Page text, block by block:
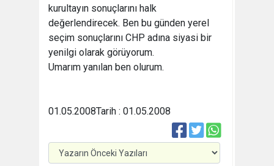
kurultayın sonuçlarını halk
değerlendirecek. Ben bu günden yerel
seçim sonuçlarını CHP adına siyasi bir
yenilgi olarak görüyorum.
Umarım yanılan ben olurum.
Tarih : 01.05.2008
01.05.2008